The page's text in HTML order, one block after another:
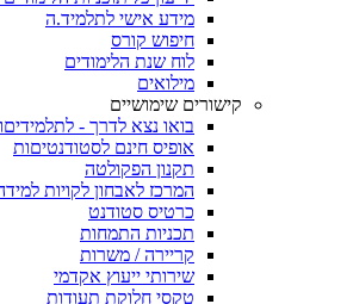
מידע אישי לתלמיד.ה
חיפוש קורס
לוח שנת הלימודים
מילואים
קישורים שימושיים
בואו נצא לדרך -
אופיס חינם לסטודנטיםות
תקנון הפקולטה
המרכז לאבחון לקויות
כרטיס סטודנט
תכניות התמחות
קריירה / משרות
שירותי ייעוץ אקדמי
טקסי חלוקת תעודות